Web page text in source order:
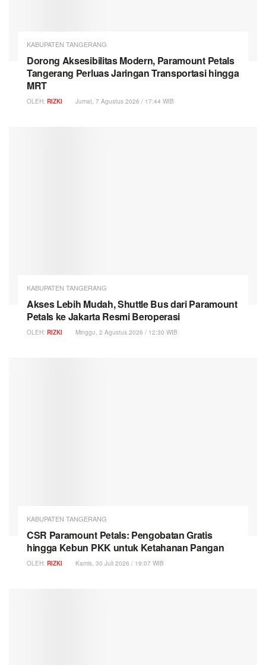
KABUPATEN TANGERANG
Dorong Aksesibilitas Modern, Paramount Petals
Tangerang Perluas Jaringan Transportasi hingga
MRT
OLEH: RIZKI Jumat, 7 Agustus 2026 / 17:44 WIB
KABUPATEN TANGERANG
Akses Lebih Mudah, Shuttle Bus dari Paramount
Petals ke Jakarta Resmi Beroperasi
OLEH: RIZKI Minggu, 2 Agustus 2026 / 12:30 WIB
KABUPATEN TANGERANG
CSR Paramount Petals: Pengobatan Gratis
hingga Kebun PKK untuk Ketahanan Pangan
OLEH: RIZKI Kamis, 30 Juli 2026 / 19:07 WIB